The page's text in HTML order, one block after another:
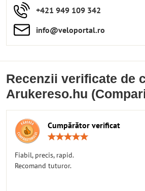
+421 949 109 342
info​​@veloportal​.ro
Recenzii verificate de
Arukereso.hu
Cumpărător verificat
Fiabil, precis, rapid.
Recomand tuturor.